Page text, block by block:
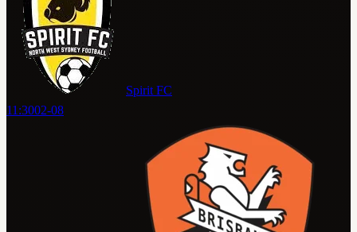
Spirit FC
11:3002-08